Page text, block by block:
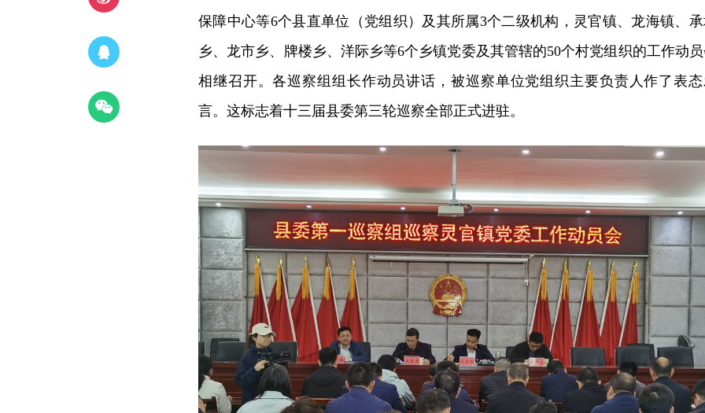
保障中心等6个县直单位（党组织）及其所属3个二级机构，灵官镇、龙海镇、
乡、龙市乡、牌楼乡、洋际乡等6个乡镇党委及其管辖的50个村党组织的工作动
相继召开。各巡察组组长作动员讲话，被巡察单位党组织主要负责人作了表
言。这标志着十三届县委第三轮巡察全部正式进驻。